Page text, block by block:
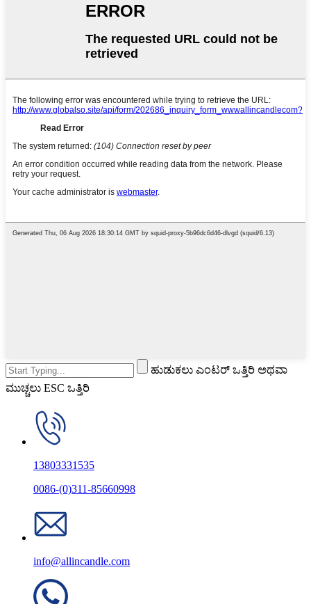
ಹುಡುಕಲು ಎಂಟರ್ ಒತ್ತಿರಿ ಅಥವಾ
ಮುಚ್ಚಲು ESC ಒತ್ತಿರಿ
13803331535
0086-(0)311-85660998
info@allincandle.com